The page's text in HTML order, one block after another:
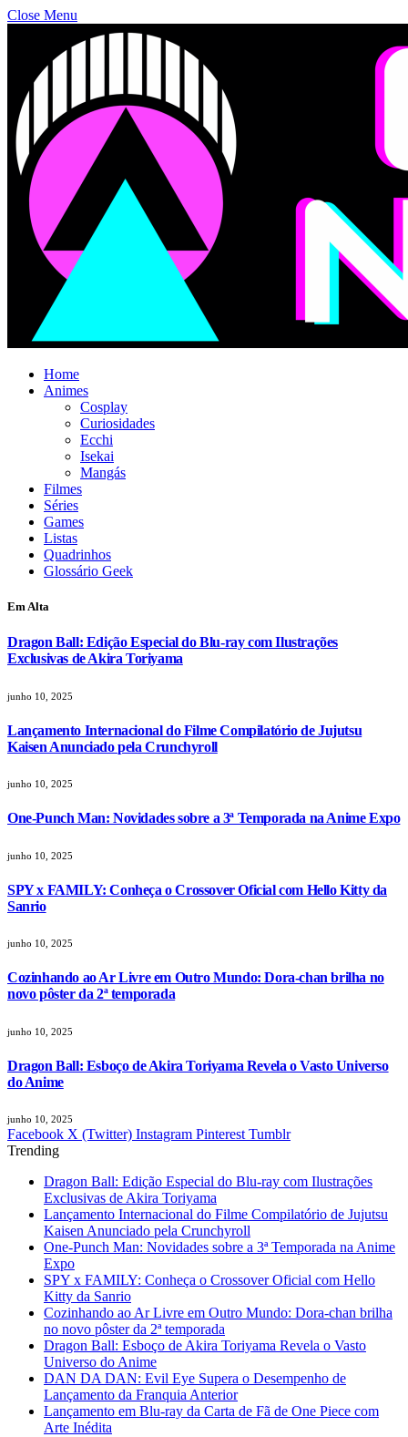
Close Menu
Home
Animes
Cosplay
Curiosidades
Ecchi
Isekai
Mangás
Filmes
Séries
Games
Listas
Quadrinhos
Glossário Geek
Em Alta
Dragon Ball: Edição Especial do Blu-ray com Ilustrações
Exclusivas de Akira Toriyama
junho 10, 2025
Lançamento Internacional do Filme Compilatório de Jujutsu
Kaisen Anunciado pela Crunchyroll
junho 10, 2025
One-Punch Man: Novidades sobre a 3ª Temporada na Anime Expo
junho 10, 2025
SPY x FAMILY: Conheça o Crossover Oficial com Hello Kitty da
Sanrio
junho 10, 2025
Cozinhando ao Ar Livre em Outro Mundo: Dora-chan brilha no
novo pôster da 2ª temporada
junho 10, 2025
Dragon Ball: Esboço de Akira Toriyama Revela o Vasto Universo
do Anime
junho 10, 2025
Facebook X (Twitter) Instagram Pinterest Tumblr
Trending
Dragon Ball: Edição Especial do Blu-ray com Ilustrações
Exclusivas de Akira Toriyama
Lançamento Internacional do Filme Compilatório de Jujutsu
Kaisen Anunciado pela Crunchyroll
One-Punch Man: Novidades sobre a 3ª Temporada na Anime
Expo
SPY x FAMILY: Conheça o Crossover Oficial com Hello
Kitty da Sanrio
Cozinhando ao Ar Livre em Outro Mundo: Dora-chan brilha
no novo pôster da 2ª temporada
Dragon Ball: Esboço de Akira Toriyama Revela o Vasto
Universo do Anime
DAN DA DAN: Evil Eye Supera o Desempenho de
Lançamento da Franquia Anterior
Lançamento em Blu-ray da Carta de Fã de One Piece com
Arte Inédita